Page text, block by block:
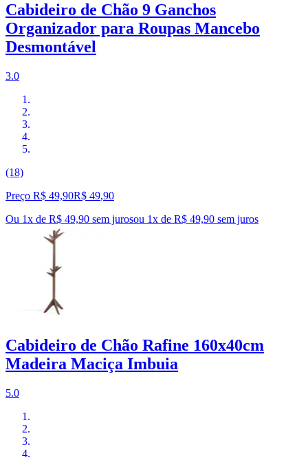
Cabideiro de Chão 9 Ganchos
Organizador para Roupas Mancebo
Desmontável
3.0
(18)
Preço R$ 49,90R$ 49,90
Ou 1x de R$ 49,90 sem jurosou 1x de R$ 49,90 sem juros
Cabideiro de Chão Rafine 160x40cm
Madeira Maciça Imbuia
5.0